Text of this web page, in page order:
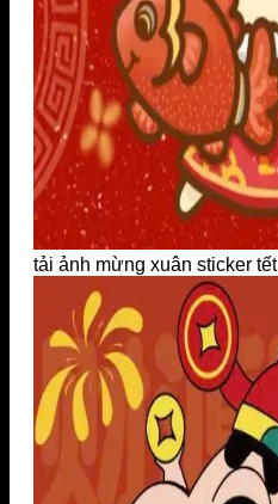
tải ảnh mừng xuân sticker tết